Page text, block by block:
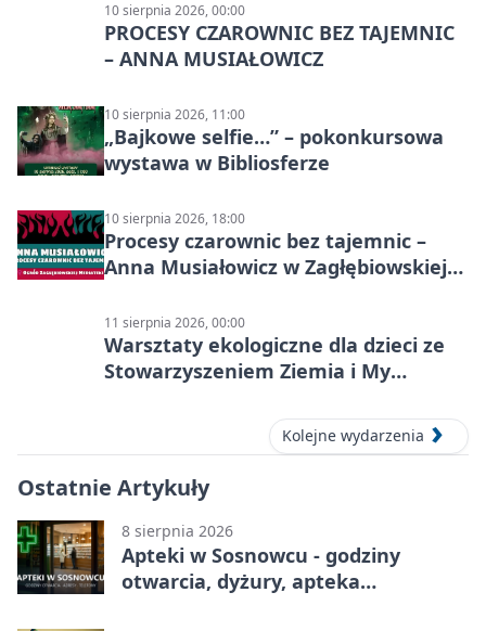
10 sierpnia 2026, 00:00
PROCESY CZAROWNIC BEZ TAJEMNIC
– ANNA MUSIAŁOWICZ
10 sierpnia 2026, 11:00
„Bajkowe selfie…” – pokonkursowa
wystawa w Bibliosferze
10 sierpnia 2026, 18:00
Procesy czarownic bez tajemnic –
Anna Musiałowicz w Zagłębiowskiej
11 sierpnia 2026, 00:00
Warsztaty ekologiczne dla dzieci ze
Stowarzyszeniem Ziemia i My
Kolejne wydarzenia
Ostatnie Artykuły
8 sierpnia 2026
Apteki w Sosnowcu - godziny
otwarcia, dyżury, apteka